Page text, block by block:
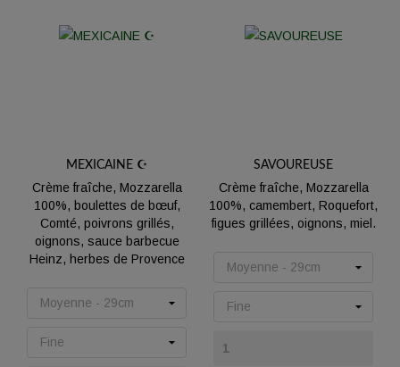
MEXICAINE ☪️
Crème fraîche, Mozzarella
100%, boulettes de bœuf,
Comté, poivrons grillés,
oignons, sauce barbecue
Heinz, herbes de Provence
SAVOUREUSE
Crème fraîche, Mozzarella
100%, camembert, Roquefort,
figues grillées, oignons, miel.